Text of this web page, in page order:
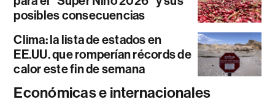
posibles consecuencias
Clima: la lista de estados en
EE.UU. que romperían récords de
calor este fin de semana
Económicas e internacionales